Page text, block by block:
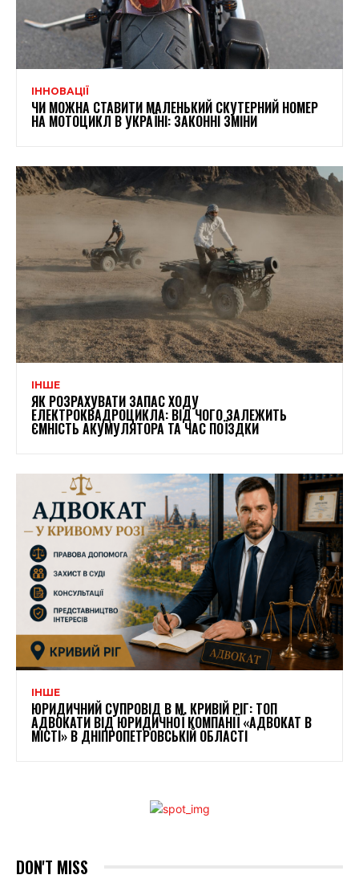
ІННОВАЦІЇ
ЧИ МОЖНА СТАВИТИ МАЛЕНЬКИЙ СКУТЕРНИЙ НОМЕР
НА МОТОЦИКЛ В УКРАЇНІ: ЗАКОННІ ЗМІНИ
ІНШЕ
ЯК РОЗРАХУВАТИ ЗАПАС ХОДУ
ЕЛЕКТРОКВАДРОЦИКЛА: ВІД ЧОГО ЗАЛЕЖИТЬ
ЄМНІСТЬ АКУМУЛЯТОРА ТА ЧАС ПОЇЗДКИ
ІНШЕ
ЮРИДИЧНИЙ СУПРОВІД В М. КРИВІЙ РІГ: ТОП
АДВОКАТИ ВІД ЮРИДИЧНОЇ КОМПАНІЇ «АДВОКАТ В
МІСТІ» В ДНІПРОПЕТРОВСЬКІЙ ОБЛАСТІ
DON'T MISS